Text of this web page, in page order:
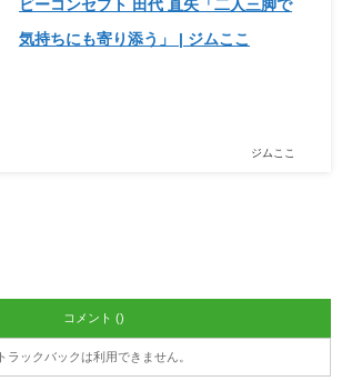
ビーコンセプト 田代 直矢「二人三脚で
気持ちにも寄り添う」 | ジムここ
ジムここ
コメント ()
トラックバックは利用できません。